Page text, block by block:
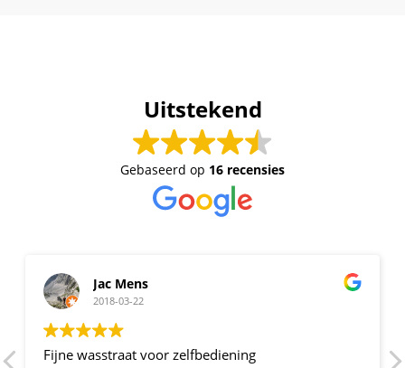
Uitstekend
Gebaseerd op 16 recensies
Jac Mens
2018-03-22
Fijne wasstraat voor zelfbediening